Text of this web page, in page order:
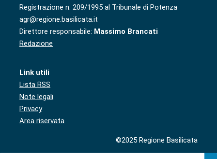
Registrazione n. 209/1995 al Tribunale di Potenza
agr@regione.basilicata.it
Direttore responsabile: Massimo Brancati
Redazione
Link utili
Lista RSS
Note legali
Privacy
Area riservata
©2025 Regione Basilicata